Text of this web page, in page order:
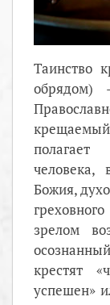
Таинство
обрядом)
крещаемый
человека,
Божия,
зрелом
крестят
успешен»